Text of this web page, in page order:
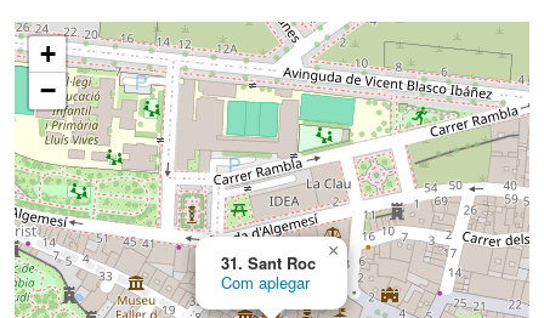
31. Sant Roc
Com aplegar
×
+
−